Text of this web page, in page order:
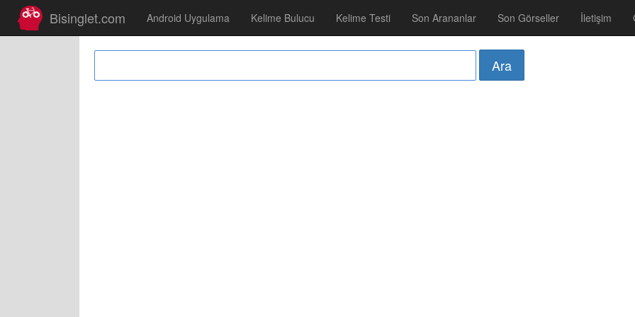
Bisinglet.com Android Uygulama Kelime Bulucu Kelime Testi Son Arananlar Son Görseller İletişim